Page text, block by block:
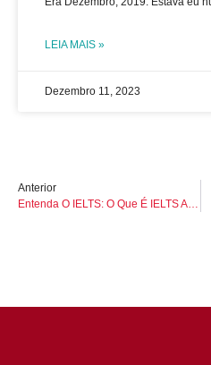
LEIA MAIS »
Dezembro 11, 2023
Anterior